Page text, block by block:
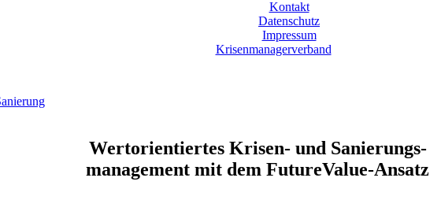
Kontakt
Datenschutz
Impressum
Krisenmanagerverband
Wertorientiertes Krisen- und Sanierungs-
management mit dem FutureValue-Ansatz